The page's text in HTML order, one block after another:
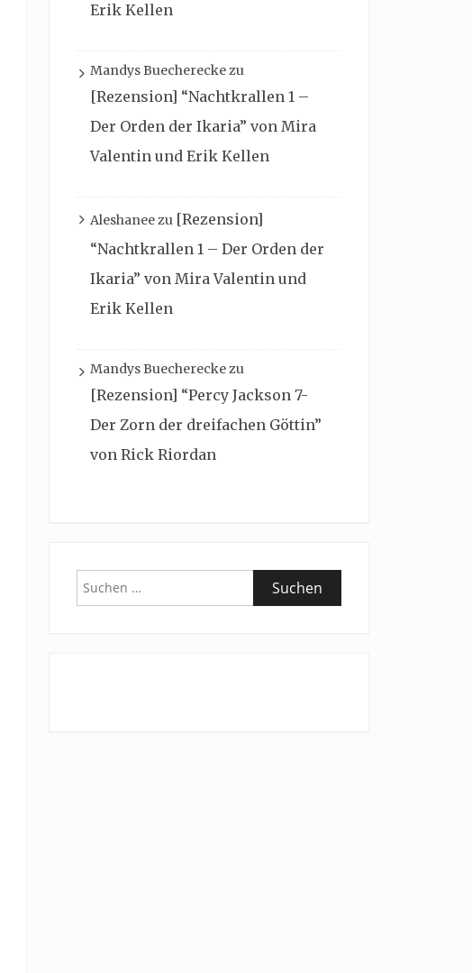
Erik Kellen
Mandys Buechereckezu
[Rezension] “Nachtkrallen 1 –
Der Orden der Ikaria” von Mira
Valentin und Erik Kellen
Aleshaneezu [Rezension]
“Nachtkrallen 1 – Der Orden der
Ikaria” von Mira Valentin und
Erik Kellen
Mandys Buechereckezu
[Rezension] “Percy Jackson 7-
Der Zorn der dreifachen Göttin”
von Rick Riordan
Suchen
nach: